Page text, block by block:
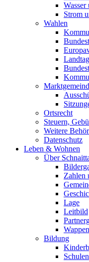
Wasser
Strom
Wahlen
Ortsrecht
Steuern,
Weitere
Datenschutz
Leben & Wohnen
Über
Zahlen
Lage
Leitbild
Wappen
Bildung
Schulen